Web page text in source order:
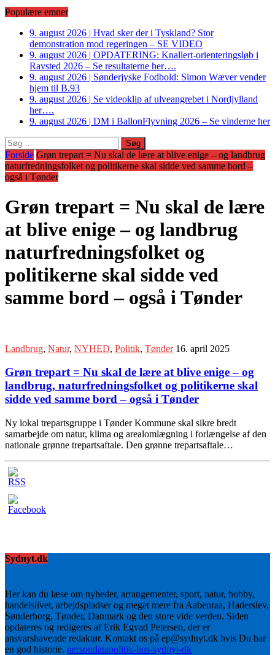
Populære emner
9. august 2026 | Hvad sker der i Tyskland? Stor
demonstration mod regeringen – SE VIDEO
9. august 2026 | OPDATERING: Knallert-orienteringsløb i
Ravsted 2026 – Se resultaterne her….
9. august 2026 | Sønderjyske Fodbold: Simon Wæver vender
hjem til B.93
9. august 2026 | Se videoklip af ulveangrebet i Nordjylland
her….
9. august 2026 | DM i BallonFlyvning 2026 – Se vinderne her
Søg
efter:
Forside Grøn trepart = Nu skal de lære at blive enige – og landbrug
naturfredningsfolket og politikerne skal sidde ved samme bord –
også i Tønder
Grøn trepart = Nu skal de lære
at blive enige – og landbrug
naturfredningsfolket og
politikerne skal sidde ved
samme bord – også i Tønder
Landbrug, Natur, NYHED, Politik, Tønder 16. april 2025
Grøn trepart = Nu skal de lære at blive enige – og
landbrug, naturfredningsfolket og politikerne skal
sidde ved samme bord – også i Tønder
Ny lokal trepartsgruppe i Tønder Kommune skal sikre bredt
samarbejde om natur, klima og arealomlægning i forlængelse af den
nationale grønne trepartsaftale. Den grønne trepartsaftale…
Sydnyt.dk
Her kan du læse om nyheder, arrangementer, sport, natur, hobby,
handelslivet, arbejdspladser og meget mere fra Aabenraa, Haderslev,
Sønderborg, Tønder, Danmark og den store vide verden. Siden
opdateres og redigeres af Erik Egvad Petersen, der er
ansvarshavende redaktør. Kontakt os på ep@sydnyt.dk hvis Du har
en god historie. persondatapolitik-hos-sydnyt-dk